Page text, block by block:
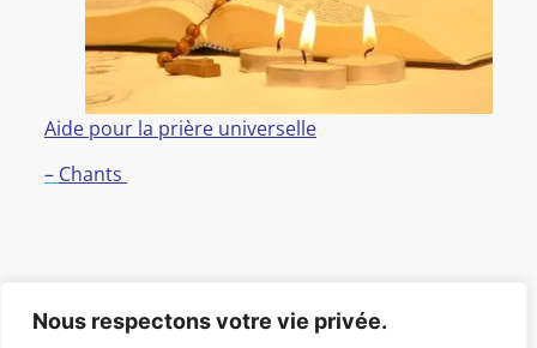
Nous respectons votre vie privée.
Aide pour la prière universelle
– Chants